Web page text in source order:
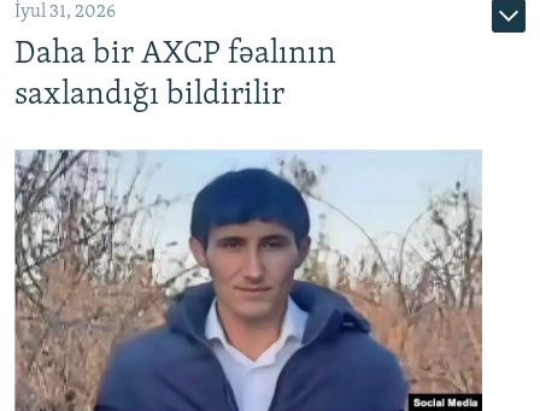
İyul 31, 2026
Daha bir AXCP fəalının
saxlandığı bildirilir